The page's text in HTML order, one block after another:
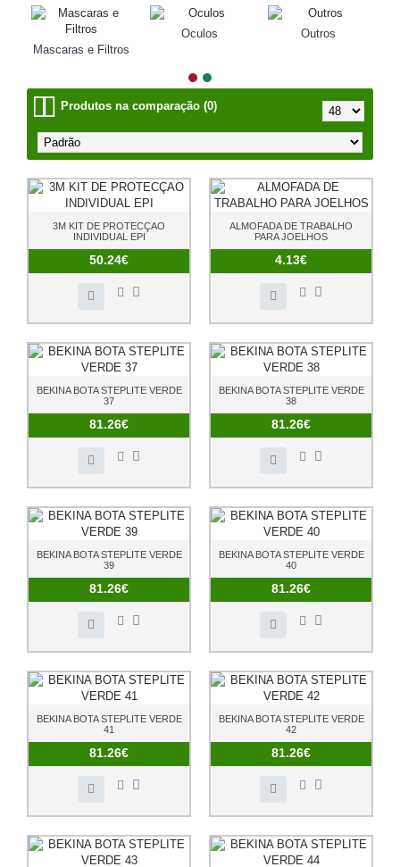
Mascaras e Filtros
Oculos Outros
Produtos na comparação (0)
3M KIT DE PROTECÇAO
INDIVIDUAL EPI
50.24€
ALMOFADA DE TRABALHO
PARA JOELHOS
4.13€
BEKINA BOTA STEPLITE VERDE
37
81.26€
BEKINA BOTA STEPLITE VERDE
38
81.26€
BEKINA BOTA STEPLITE VERDE
39
81.26€
BEKINA BOTA STEPLITE VERDE
40
81.26€
BEKINA BOTA STEPLITE VERDE
41
81.26€
BEKINA BOTA STEPLITE VERDE
42
81.26€